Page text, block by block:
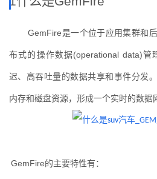
GemFire是一个位于应用集群和
布式的操作数据(operational data)管
迟、高吞吐量的数据共享和事件分发
内存和磁盘资源，形成一个实时的数据
GemFire的主要特性有：